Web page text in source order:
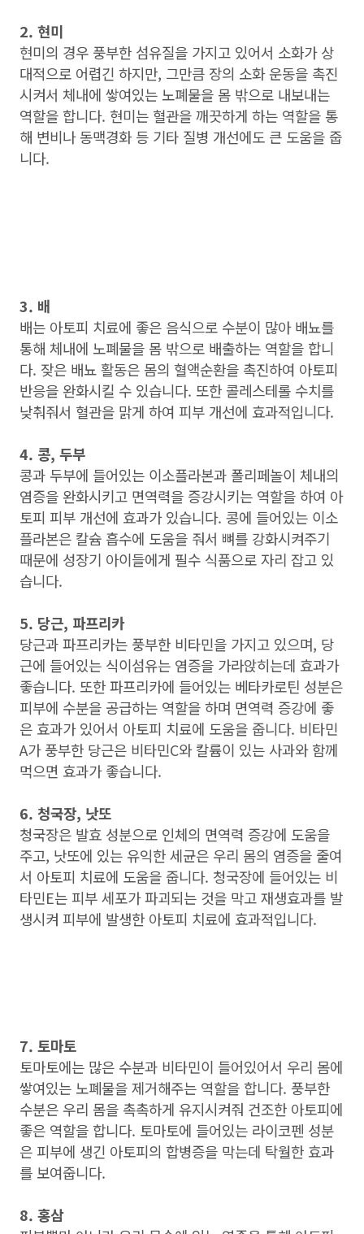
2. 현미
현미의 경우 풍부한 섬유질을 가지고 있어서 소화가 상
대적으로 어렵긴 하지만, 그만큼 장의 소화 운동을 촉진
시켜서 체내에 쌓여있는 노폐물을 몸 밖으로 내보내는
역할을 합니다. 현미는 혈관을 깨끗하게 하는 역할을 통
해 변비나 동맥경화 등 기타 질병 개선에도 큰 도움을 줍
니다.
3. 배
배는 아토피 치료에 좋은 음식으로 수분이 많아 배뇨를
통해 체내에 노폐물을 몸 밖으로 배출하는 역할을 합니
다. 잦은 배뇨 활동은 몸의 혈액순환을 촉진하여 아토피
반응을 완화시킬 수 있습니다. 또한 콜레스테롤 수치를
낮춰줘서 혈관을 맑게 하여 피부 개선에 효과적입니다.
4. 콩, 두부
콩과 두부에 들어있는 이소플라본과 폴리페놀이 체내의
염증을 완화시키고 면역력을 증강시키는 역할을 하여 아
토피 피부 개선에 효과가 있습니다. 콩에 들어있는 이소
플라본은 칼슘 흡수에 도움을 줘서 뼈를 강화시켜주기
때문에 성장기 아이들에게 필수 식품으로 자리 잡고 있
습니다.
5. 당근, 파프리카
당근과 파프리카는 풍부한 비타민을 가지고 있으며, 당
근에 들어있는 식이섬유는 염증을 가라앉히는데 효과가
좋습니다. 또한 파프리카에 들어있는 베타카로틴 성분은
피부에 수분을 공급하는 역할을 하며 면역력 증강에 좋
은 효과가 있어서 아토피 치료에 도움을 줍니다. 비타민
A가 풍부한 당근은 비타민C와 칼륨이 있는 사과와 함께
먹으면 효과가 좋습니다.
6. 청국장, 낫또
청국장은 발효 성분으로 인체의 면역력 증강에 도움을
주고, 낫또에 있는 유익한 세균은 우리 몸의 염증을 줄여
서 아토피 치료에 도움을 줍니다. 청국장에 들어있는 비
타민E는 피부 세포가 파괴되는 것을 막고 재생효과를 발
생시켜 피부에 발생한 아토피 치료에 효과적입니다.
7. 토마토
토마토에는 많은 수분과 비타민이 들어있어서 우리 몸에
쌓여있는 노폐물을 제거해주는 역할을 합니다. 풍부한
수분은 우리 몸을 촉촉하게 유지시켜줘 건조한 아토피에
좋은 역할을 합니다. 토마토에 들어있는 라이코펜 성분
은 피부에 생긴 아토피의 합병증을 막는데 탁월한 효과
를 보여줍니다.
8. 홍삼